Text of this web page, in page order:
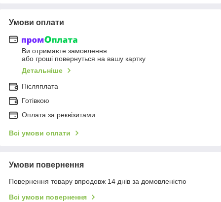
Умови оплати
Ви отримаєте замовлення
або гроші повернуться на вашу картку
Детальніше
Післяплата
Готівкою
Оплата за реквізитами
Всі умови оплати
Умови повернення
Повернення товару впродовж 14 днів за домовленістю
Всі умови повернення